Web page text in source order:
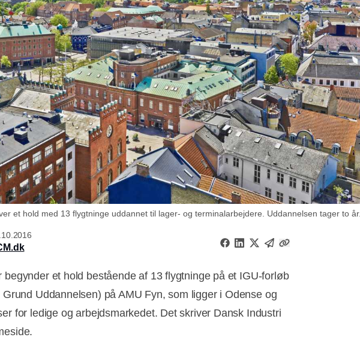
et hold med 13 flygtninge uddannet til lager- og terminalarbejdere. Uddannelsen tager to år..
begynder et hold bestående af 13 flygtninge på et IGU-forløb
Uddannelsen) på AMU Fyn, som ligger i Odense og
for ledige og arbejdsmarkedet. Det skriver Dansk Industri